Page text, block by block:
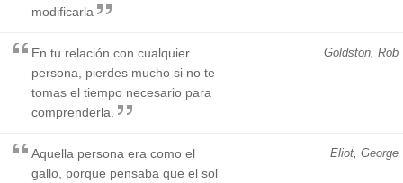
modificarla
Goldston, Rob
En tu relación con cualquier
persona, pierdes mucho si no te
tomas el tiempo necesario para
comprenderla.
Eliot, George
Aquella persona era como el
gallo, porque pensaba que el sol